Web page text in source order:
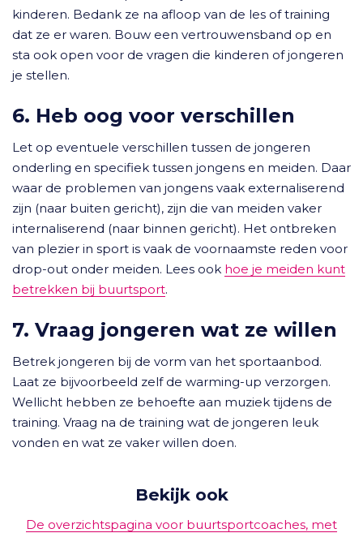
kinderen. Bedank ze na afloop van de les of training
dat ze er waren. Bouw een vertrouwensband op en
sta ook open voor de vragen die kinderen of jongeren
je stellen.
6. Heb oog voor verschillen
Let op eventuele verschillen tussen de jongeren
onderling en specifiek tussen jongens en meiden. Daar
waar de problemen van jongens vaak externaliserend
zijn (naar buiten gericht), zijn die van meiden vaker
internaliserend (naar binnen gericht). Het ontbreken
van plezier in sport is vaak de voornaamste reden voor
drop-out onder meiden. Lees ook hoe je meiden kunt
betrekken bij buurtsport.
7. Vraag jongeren wat ze willen
Betrek jongeren bij de vorm van het sportaanbod.
Laat ze bijvoorbeeld zelf de warming-up verzorgen.
Wellicht hebben ze behoefte aan muziek tijdens de
training. Vraag na de training wat de jongeren leuk
vonden en wat ze vaker willen doen.
Bekijk ook
De overzichtspagina voor buurtsportcoaches, met